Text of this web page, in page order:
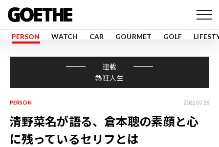
PERSON WATCH CAR GOURMET GOLF
連載
熱狂人生
PERSON 2022.07.26
清野菜名が語る、倉本聰の素顔と心
に残っているセリフとは